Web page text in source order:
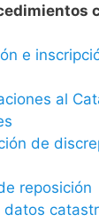
e
al
de
reposición
datos